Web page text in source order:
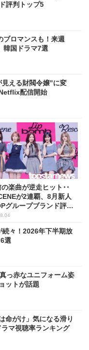
評判トップ5
ロマンスも！来週
韓国ドラマ7選
える財閥令嬢”に変
配信開始
楽曲が逆走ヒット･･
が2連覇、8月新人
グループブランド評判
5
々！2026年下半期放
選
っ赤なユニフォーム姿
ットが話題
命がけ」気になる滑り
マ視聴率ランキング